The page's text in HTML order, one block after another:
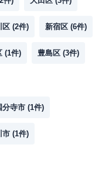
区 (2件) 新宿区 (6件)
(1件) 豊島区 (3件)
分寺市 (1件)
市 (1件)